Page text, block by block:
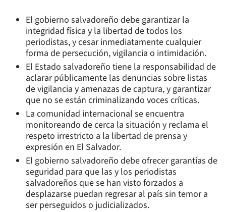
El gobierno salvadoreño debe garantizar la
integridad física y la libertad de todos los
periodistas, y cesar inmediatamente cualquier
forma de persecución, vigilancia o intimidación.
El Estado salvadoreño tiene la responsabilidad de
aclarar públicamente las denuncias sobre listas
de vigilancia y amenazas de captura, y garantizar
que no se están criminalizando voces críticas.
La comunidad internacional se encuentra
monitoreando de cerca la situación y reclama el
respeto irrestricto a la libertad de prensa y
expresión en El Salvador.
El gobierno salvadoreño debe ofrecer garantías de
seguridad para que las y los periodistas
salvadoreños que se han visto forzados a
desplazarse puedan regresar al país sin temor a
ser perseguidos o judicializados.